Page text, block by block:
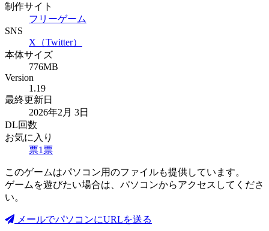
制作サイト
フリーゲーム
SNS
X（Twitter）
本体サイズ
776MB
Version
1.19
最終更新日
2026年2月 3日
DL回数
お気に入り
票1 票
このゲームはパソコン用のファイルも提供しています。
ゲームを遊びたい場合は、パソコンからアクセスしてくださ
い。
メールでパソコンにURLを送る